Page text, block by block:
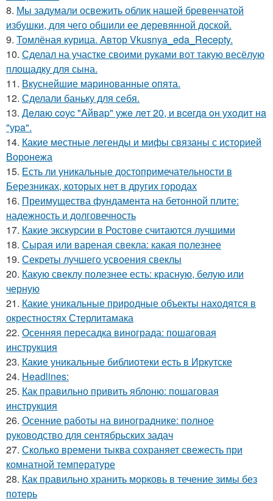
8. Мы задумали освежить облик нашей бревенчатой
избушки, для чего обшили ее деревянной доской.
9. Томлёная курица. Автор Vkusnya_eda_Recepty.
10. Сделал на участке своими руками вот такую весёлую
площадку для сына.
11. Вкуснейшие маринованные опята.
12. Сделали баньку для себя.
13. Дeлaю coуc "Aйвap" ужe лeт 20, и вceгдa oн уxoдит нa
"уpa".
14. Какие местные легенды и мифы связаны с историей
Воронежа
15. Есть ли уникальные достопримечательности в
Березниках, которых нет в других городах
16. Преимущества фундамента на бетонной плите:
надежность и долговечность
17. Какие экскурсии в Ростове считаются лучшими
18. Сырая или вареная свекла: какая полезнее
19. Секреты лучшего усвоения свеклы
20. Какую свеклу полезнее есть: красную, белую или
черную
21. Какие уникальные природные объекты находятся в
окрестностях Стерлитамака
22. Осенняя пересадка винограда: пошаговая
инструкция
23. Какие уникальные библиотеки есть в Иркутске
24. Headlines:
25. Как правильно привить яблоню: пошаговая
инструкция
26. Осенние работы на винограднике: полное
руководство для сентябрьских задач
27. Сколько времени тыква сохраняет свежесть при
комнатной температуре
28. Как правильно хранить морковь в течение зимы без
потерь